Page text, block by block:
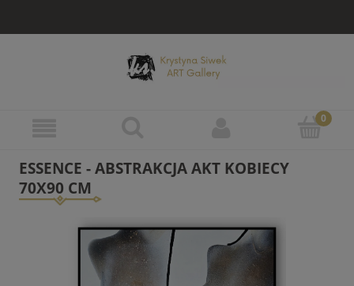
ESSENCE - ABSTRAKCJA AKT KOBIECY
70X90 CM